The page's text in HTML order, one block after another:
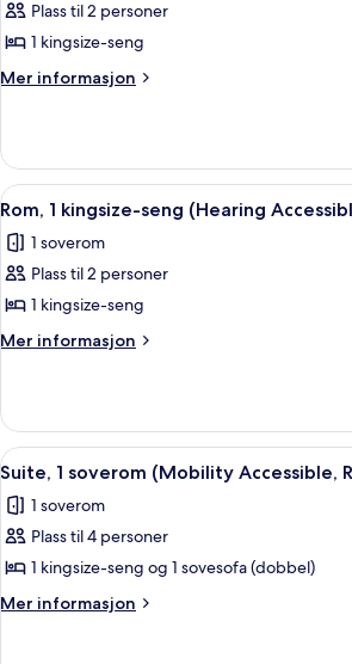
Accessible,
av
Rom,
1
(Mobility
Accessible,
Tub)
Plass til 2 personer
1 kingsize-seng
Mer informasjon
Mer
1
kingsize-
seng
Accessible,
Tub)
Åpne
alle
bildene
av
Rom,
1
(Hearing
Accessible)
Sengetøy
3
Rom, 1 kingsize-seng (Hearing
1 soverom
Plass til 2 personer
1 kingsize-seng
Mer informasjon
Mer
1
kingsize-
seng
Accessible)
Åpne
alle
bildene
av
Suite,
1
Sengetøy
1
Suite, 1 soverom (Mobility Accessible,
1 soverom
Plass til 4 personer
1 kingsize-seng og 1 sovesofa (dobbel)
Mer informasjon
Mer